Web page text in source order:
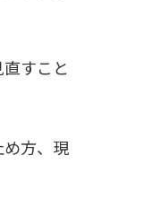
すこと
方、現